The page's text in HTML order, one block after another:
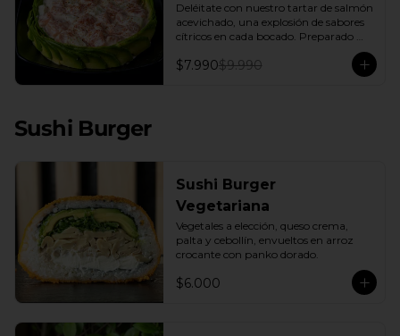
Deléitate con nuestro tartar de salmón
acevichado, una explosión de sabores
cítricos en cada bocado. Preparado
con una base de pepino fresco y palta
cremosa, este plato es el equilibrio
perfecto. Incluye: 1 Salsa de Soya 30ML
$7.990$9.990
Sushi Burger
Sushi Burger
Vegetariana
Vegetales a elección, queso crema,
palta y cebollín, envueltos en arroz
crocante con panko dorado.
$6.000